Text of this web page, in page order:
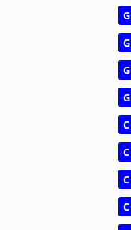
G
G
G
G
C
C
C
C